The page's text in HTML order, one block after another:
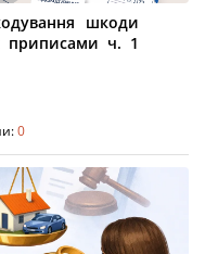
шкоди
приписами ч. 1
0